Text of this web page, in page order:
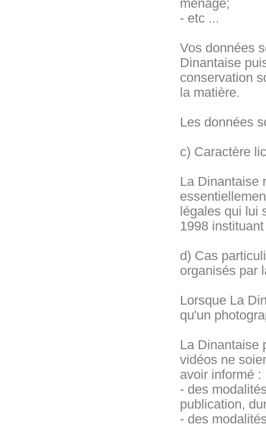
ménage;
- etc ...
Vos données
Dinantaise
conservation
la matière.
Les données
c) Caractère
La Dinantaise
légales qui lui
1998
d) Cas
organisés par
Lorsque La
qu'un
La Dinantaise
vidéos ne
avoir informé :
- des
publication,
- des